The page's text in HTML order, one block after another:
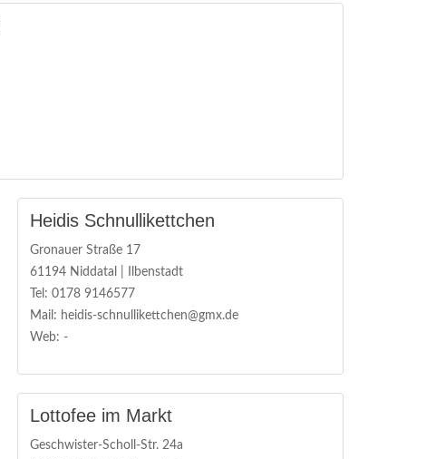
Heidis Schnullikettchen
Gronauer Straße 17
61194 Niddatal | Ilbenstadt
Tel: 0178 9146577
Mail: heidis-schnullikettchen@gmx.de
Web: -
Lottofee im Markt
Geschwister-Scholl-Str. 24a